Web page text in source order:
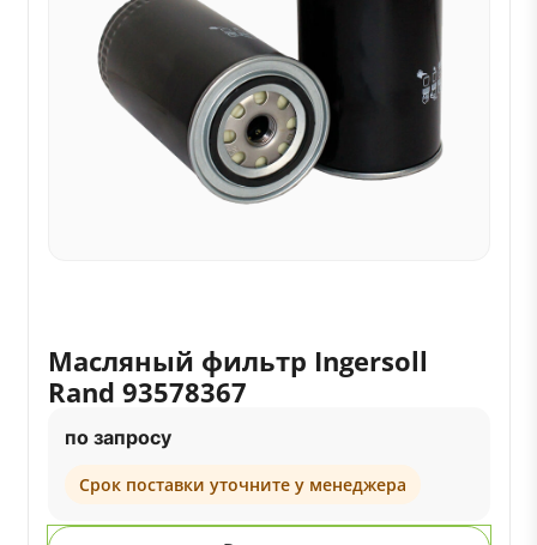
Масляный фильтр Ingersoll
Rand 93578367
по запросу
Срок поставки уточните у менеджера